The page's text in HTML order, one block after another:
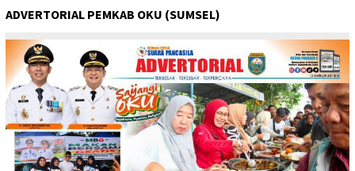
ADVERTORIAL PEMKAB OKU (SUMSEL)